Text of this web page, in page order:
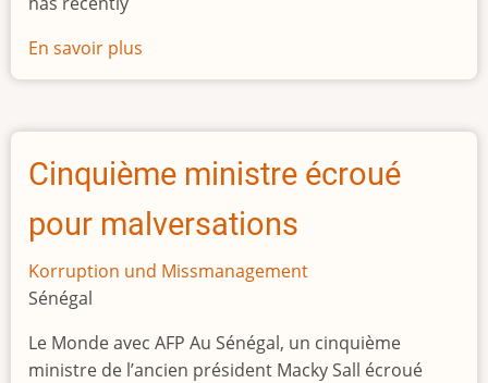
En savoir plus
Barcelona
shirt
sponsorship
deal
with
war-
torn
Cinquième ministre écroué
pour malversations
Korruption und Missmanagement
Sénégal
Le Monde avec AFP Au Sénégal, un cinquième
ministre de l’ancien président Macky Sall écroué